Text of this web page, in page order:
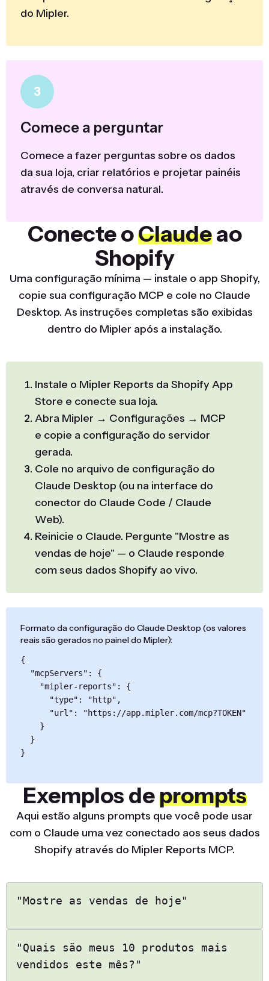
do Mipler.
3
Comece a perguntar
Comece a fazer perguntas sobre os dados
da sua loja, criar relatórios e projetar painéis
através de conversa natural.
Conecte oClaudeao
Shopify
Uma configuração mínima — instale o app Shopify,
copie sua configuração MCP e cole no Claude
Desktop. As instruções completas são exibidas
dentro do Mipler após a instalação.
Instale o Mipler Reports da Shopify App
Store e conecte sua loja.
Abra Mipler → Configurações → MCP
e copie a configuração do servidor
gerada.
Cole no arquivo de configuração do
Claude Desktop (ou na interface do
conector do Claude Code / Claude
Web).
Reinicie o Claude. Pergunte "Mostre as
vendas de hoje" — o Claude responde
com seus dados Shopify ao vivo.
Formato da configuração do Claude Desktop (os valores
reais são gerados no painel do Mipler):
{
}
Exemplos deprompts
Aqui estão alguns prompts que você pode usar
com o Claude uma vez conectado aos seus dados
Shopify através do Mipler Reports MCP.
"Mostre as vendas de hoje"
"Quais são meus 10 produtos mais
vendidos este mês?"